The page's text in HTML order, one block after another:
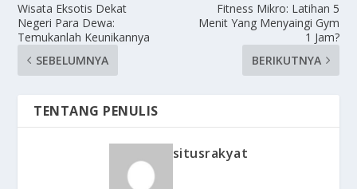
Wisata Eksotis Dekat
Negeri Para Dewa:
Temukanlah Keunikannya
SEBELUMNYA
Fitness Mikro: Latihan 5
Menit Yang Menyaingi Gym
1 Jam?
BERIKUTNYA
TENTANG PENULIS
situsrakyat